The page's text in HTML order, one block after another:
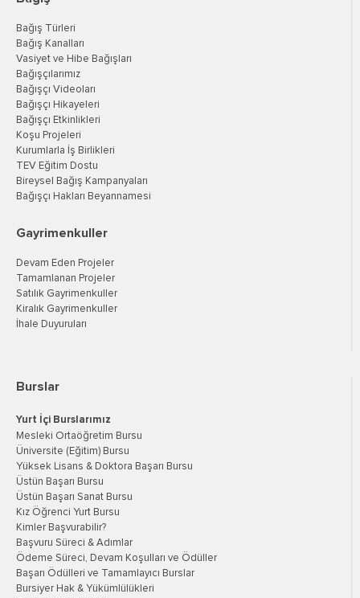
Bağış Türleri
Bağış Kanalları
Vasiyet ve Hibe Bağışları
Bağışçılarımız
Bağışçı Videoları
Bağışçı Hikayeleri
Bağışçı Etkinlikleri
Koşu Projeleri
Kurumlarla İş Birlikleri
TEV Eğitim Dostu
Bireysel Bağış Kampanyaları
Bağışçı Hakları Beyannamesi
Gayrimenkuller
Devam Eden Projeler
Tamamlanan Projeler
Satılık Gayrimenkuller
Kiralık Gayrimenkuller
İhale Duyuruları
Burslar
Yurt İçi Burslarımız
Mesleki Ortaöğretim Bursu
Üniversite (Eğitim) Bursu
Yüksek Lisans & Doktora Başarı Bursu
Üstün Başarı Bursu
Üstün Başarı Sanat Bursu
Kız Öğrenci Yurt Bursu
Kimler Başvurabilir?
Başvuru Süreci & Adımlar
Ödeme Süreci, Devam Koşulları ve Ödüller
Başarı Ödülleri ve Tamamlayıcı Burslar
Bursiyer Hak & Yükümlülükleri